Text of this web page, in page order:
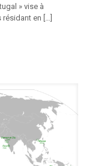
» vise à
en